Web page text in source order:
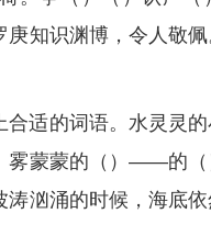
知识渊博，令人敬
适的词语。水灵灵
雾蒙蒙的（）——的
汹涌的时候，海底